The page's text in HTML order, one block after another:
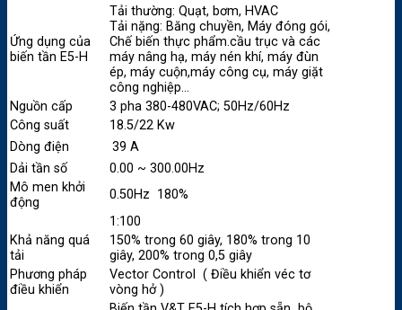
Ứng dụng của
biến tần E5-H
Tải thường: Quạt, bơm, HVAC
Tải nặng: Băng chuyền, Máy đóng gói,
Chế biến thực phẩm.cầu trục và các
máy nâng hạ, máy nén khí, máy đùn
ép, máy cuộn,máy công cụ, máy giặt
công nghiệp…
Nguồn cấp
3 pha 380-480VAC; 50Hz/60Hz
Công suất
18.5/22 Kw
Dòng điện
39 A
Dải tần số
0.00 ~ 300.00Hz
Mô men khởi
động
0.50Hz 180%
1:100
Khả năng quá
tải
150% trong 60 giây, 180% trong 10
giây, 200% trong 0,5 giây
Phương pháp
điều khiển
Vector Control ( Điều khiển véc tơ
vòng hở )